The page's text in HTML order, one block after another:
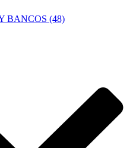
BANCOS (48)